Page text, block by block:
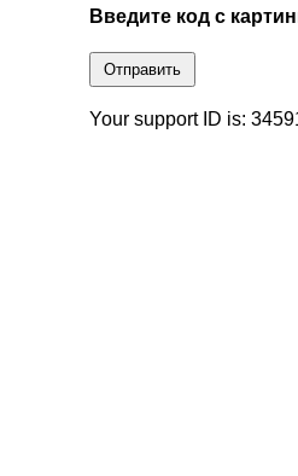
Введите код с
Отправить
Your support ID is: